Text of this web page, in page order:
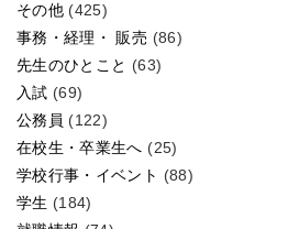
その他 (425)
事務・経理・ 販売 (86)
先生のひとこと (63)
入試 (69)
公務員 (122)
在校生・卒業生へ (25)
学校行事・イベント (88)
学生 (184)